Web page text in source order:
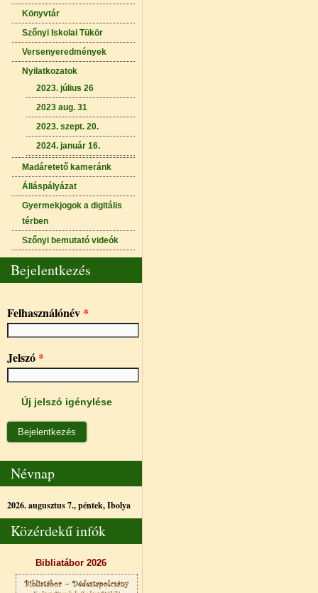
Könyvtár
Szőnyi Iskolai Tükör
Versenyeredmények
Nyilatkozatok
2023. július 26
2023 aug. 31
2023. szept. 20.
2024. január 16.
Madáretető kameránk
Álláspályázat
Gyermekjogok a digitális
térben
Szőnyi bemutató videók
Bejelentkezés
Felhasználónév *
Jelszó *
Új jelszó igénylése
Névnap
2026. augusztus 7., péntek,Ibolya
Közérdekű infók
Bibliatábor 2026